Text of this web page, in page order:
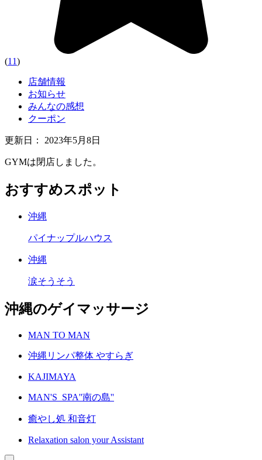
(11)
店舗情報
お知らせ
みんなの感想
クーポン
更新日： 2023年5月8日
GYMは閉店しました。
おすすめスポット
沖縄
パイナップルハウス
沖縄
涙そうそう
沖縄のゲイマッサージ
MAN TO MAN
沖縄リンパ整体 やすらぎ
KAJIMAYA
MAN'S_SPA''南の島''
癒やし処 和音灯
Relaxation salon your Assistant